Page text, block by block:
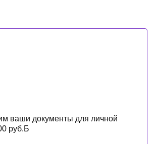
ваши документы для личной
руб.Б